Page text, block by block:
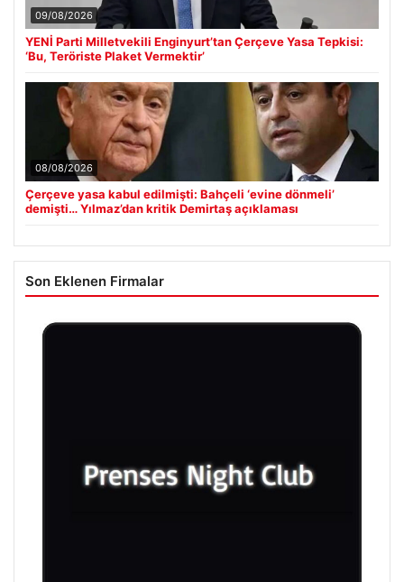
09/08/2026
YENİ Parti Milletvekili Enginyurt’tan Çerçeve Yasa Tepkisi:
‘Bu, Teröriste Plaket Vermektir’
08/08/2026
Çerçeve yasa kabul edilmişti: Bahçeli ‘evine dönmeli’
demişti… Yılmaz’dan kritik Demirtaş açıklaması
Son Eklenen Firmalar